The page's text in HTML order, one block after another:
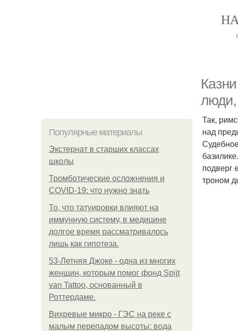
Популярные материалы
Экстернат в старших классах
школы
Тромботические осложнения и
COVID-19: что нужно знать
То, что татуировки влияют на
иммунную систему, в медицине
долгое время рассматривалось
лишь как гипотеза.
53-Летняя Джоке - одна из многих
женщин, которым помог фонд Spijt
van Tattoo, основанный в
Роттердаме.
Вихревые микро - ГЭС на реке с
малым перепадом высоты: вода
Так,
над
подверг
троном